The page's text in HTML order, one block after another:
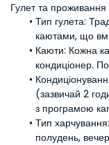
Гулет та проживання
Тип гулета:
каютами, що
Каюти: Кожна
кондиціонер.
(зазвичай 2
з програмою
Тип харчування:
полудень,